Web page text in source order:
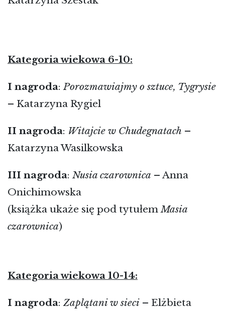
Kategoria wiekowa 6-10:
I nagroda:Porozmawiajmy o sztuce, Tygrysie
– Katarzyna Rygiel
II nagroda: Witajcie w Chudegnatach –
Katarzyna Wasilkowska
III nagroda: Nusia czarownica – Anna
Onichimowska
(książka ukaże się pod tytułemMasia
czarownica)
Kategoria wiekowa 10-14:
I nagroda: Zaplątani w sieci – Elżbieta